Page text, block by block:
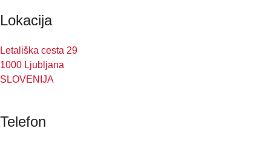
Lokacija
Letališka cesta 29
1000 Ljubljana
SLOVENIJA
Telefon